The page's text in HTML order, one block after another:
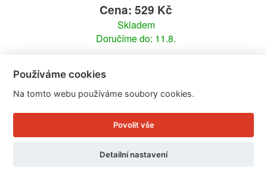
Cena: 529 Kč
Skladem
Doručíme do: 11.8.
Používáme cookies
Na tomto webu používáme soubory cookies.
Povolit vše
Detailní nastavení